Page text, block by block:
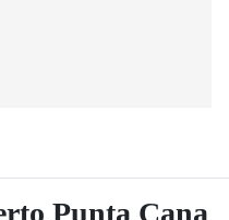
Punta Cana